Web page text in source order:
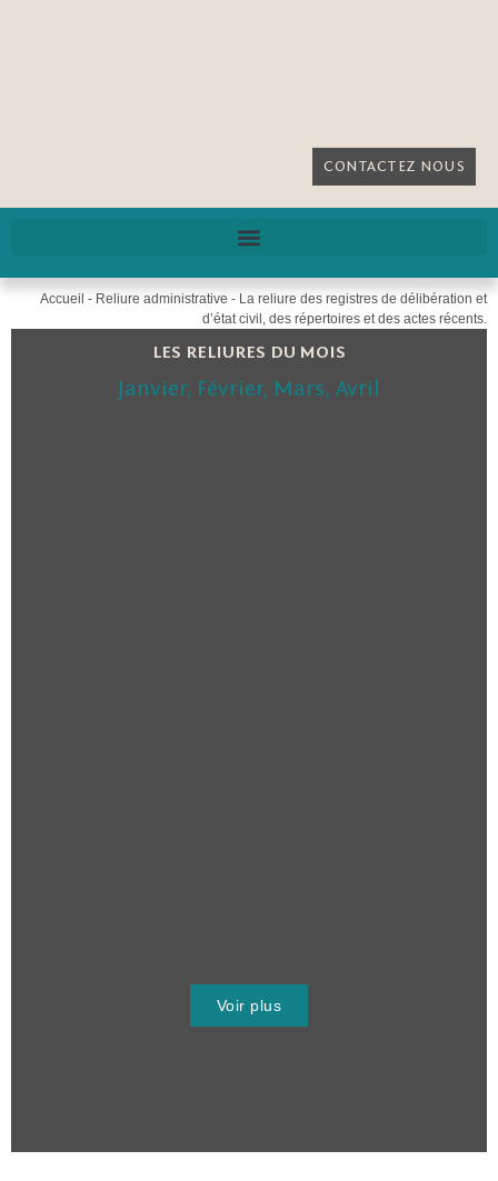
CONTACTEZ NOUS
Accueil - Reliure administrative - La reliure des registres de délibération et
d’état civil, des répertoires et des actes récents.
LES RELIURES DU MOIS
Janvier, Février, Mars, Avril
Voir plus